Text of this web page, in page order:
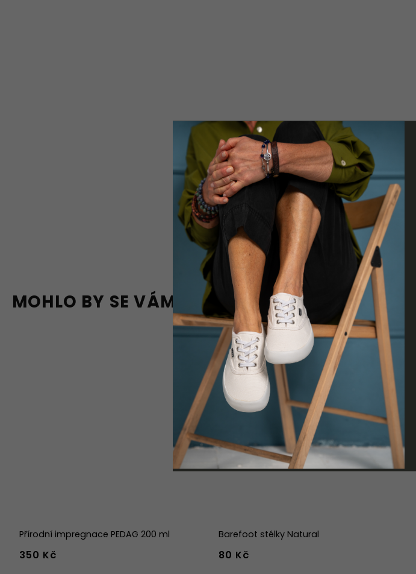
MOHLO BY SE VÁM LÍBIT
Přírodní impregnace PEDAG 200 ml
350 Kč
Barefoot stélky Natural
80 Kč